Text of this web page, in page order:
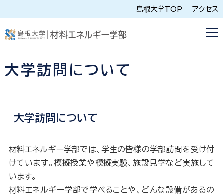
島根大学TOP アクセス
大学訪問について
大学訪問について
材料エネルギー学部では、学生の皆様の学部訪問を受け付
けています。模擬授業や模擬実験、施設見学など実施して
います。
材料エネルギー学部で学べることや、どんな設備があるの